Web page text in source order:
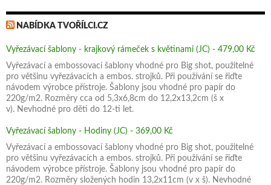
NABÍDKA TVOŘÍLCI.CZ
Vyřezávací šablony - krajkový rámeček s květinami (JC) - 479,00 Kč
Vyřezávací a embossovací šablony vhodné pro Big shot, použitelné
pro většinu vyřezávacích a embos. strojků. Při používání se řiďte
návodem výrobce přístroje. Šablony jsou vhodné pro papír do
220g/m2. Rozměry cca od 5,3x6,8cm do 12,2x13,2cm (š x
v). Nevhodné pro děti do 12-ti let.
Vyřezávací šablony - Hodiny (JC) - 369,00 Kč
Vyřezávací a embossovací šablony vhodné pro Big shot, použitelné
pro většinu vyřezávacích a embos. strojků. Při používání se řiďte
návodem výrobce přístroje. Šablony jsou vhodné pro papír do
220g/m2. Rozměry složených hodin 13,2x11cm (v x š). Nevhodné